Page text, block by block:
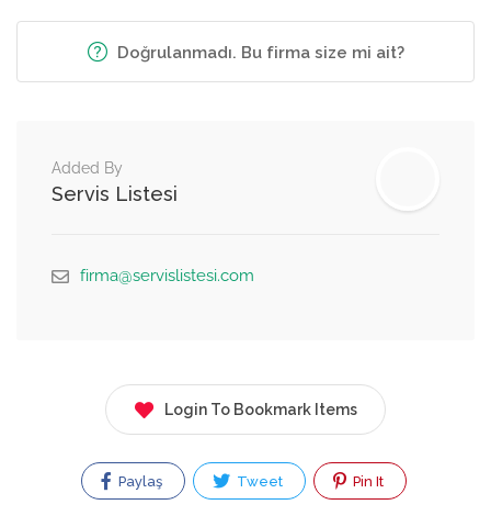
Doğrulanmadı. Bu firma size mi ait?
Added By
Servis Listesi
firma@servislistesi.com
Login To Bookmark Items
Paylaş Tweet Pin It